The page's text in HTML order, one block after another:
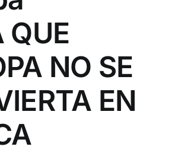
QUE
NO SE
EN